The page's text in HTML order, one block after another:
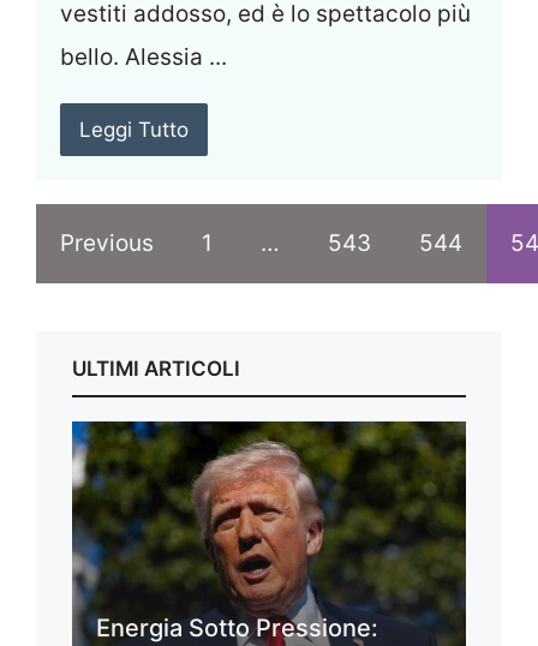
vestiti addosso, ed è lo spettacolo più
bello. Alessia ...
Leggi Tutto
Previous 1 … 543 544
ULTIMI ARTICOLI
Energia Sotto Pressione: